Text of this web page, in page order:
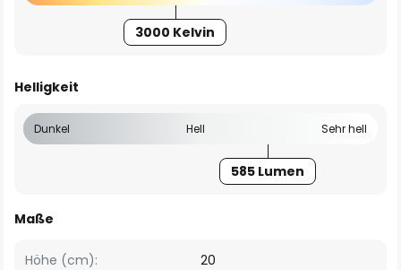
3000 Kelvin
Helligkeit
Dunkel Hell Sehr hell
585 Lumen
Maße
Höhe (cm): 20